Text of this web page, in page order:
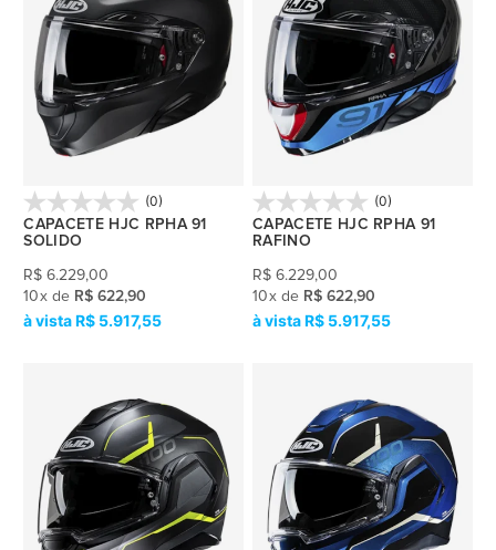
(0)
CAPACETE HJC RPHA 91
SOLIDO
R$ 6.229,00
10x de R$ 622,90
R$ 5.917,55
(0)
CAPACETE HJC RPHA 91
RAFINO
R$ 6.229,00
10x de R$ 622,90
R$ 5.917,55